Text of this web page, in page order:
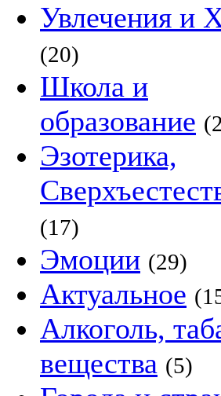
Увлечения и
(20)
Школа и
образование
Эзотерика,
(17)
Эмоции (29)
Актуальное
Алкоголь,
вещества (5)